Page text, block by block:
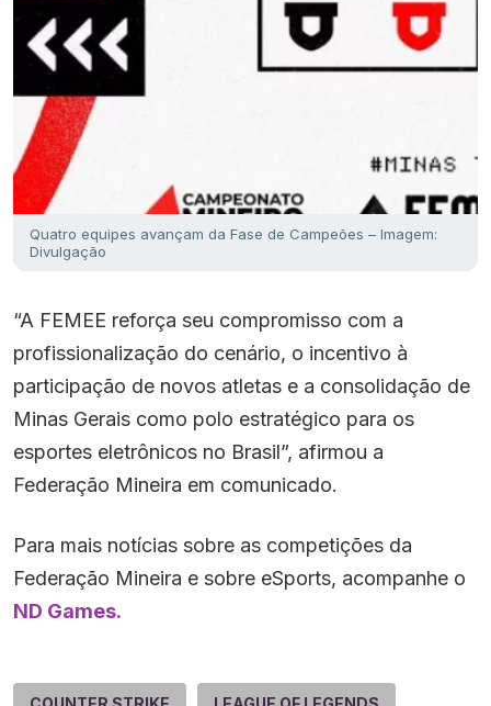
Quatro equipes avançam da Fase de Campeões – Imagem:
Divulgação
“A FEMEE reforça seu compromisso com a
profissionalização do cenário, o incentivo à
participação de novos atletas e a consolidação de
Minas Gerais como polo estratégico para os
esportes eletrônicos no Brasil”, afirmou a
Federação Mineira em comunicado.
Para mais notícias sobre as competições da
Federação Mineira e sobre eSports, acompanhe o
ND Games.